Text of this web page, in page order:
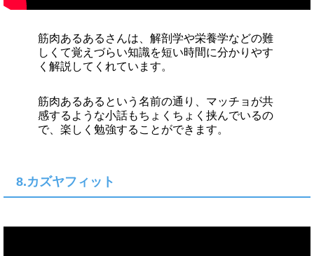
筋肉あるあるさんは、解剖学や栄養学などの難
しくて覚えづらい知識を短い時間に分かりやす
く解説してくれています。
筋肉あるあるという名前の通り、マッチョが共
感するような小話もちょくちょく挟んでいるの
で、楽しく勉強することができます。
8.カズヤフィット